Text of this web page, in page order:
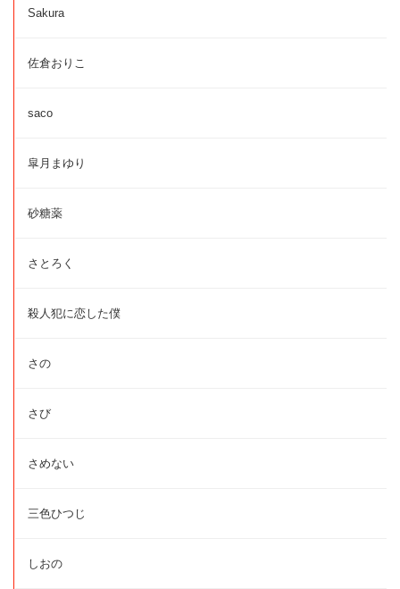
Sakura
佐倉おりこ
saco
皐月まゆり
砂糖薬
さとろく
殺人犯に恋した僕
さの
さび
さめない
三色ひつじ
しおの